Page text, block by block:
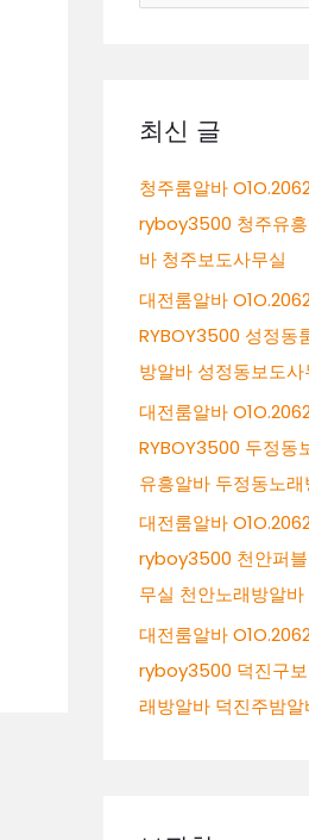
최신 글
청주룸알바
ryboy3500 청주유
바 청주보도사무실
대전룸알바
RYBOY3500 성정동
방알바 성정동보도사
대전룸알바
RYBOY3500 두정동
유흥알바 두정동노
대전룸알바
ryboy3500 천안퍼
무실 천안노래방알바
대전룸알바
ryboy3500 덕진구
래방알바 덕진주밤알